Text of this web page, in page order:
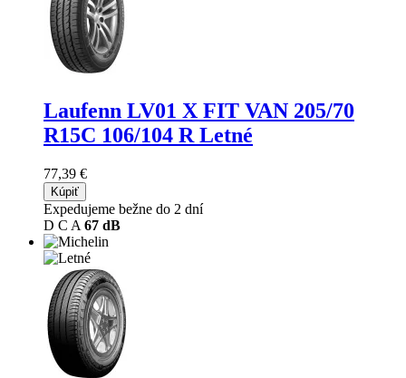
Laufenn LV01 X FIT VAN 205/70
R15C 106/104 R Letné
77,39 €
Kúpiť
Expedujeme bežne do 2 dní
D C A 67 dB